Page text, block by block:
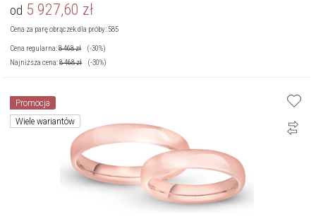
od 5 927,60 zł
Cena za parę obrączek dla próby: 585
Cena regularna:8 468zł
(-30%)
Najniższa cena:8 468zł (-30%)
Promocja
Wiele wariantów